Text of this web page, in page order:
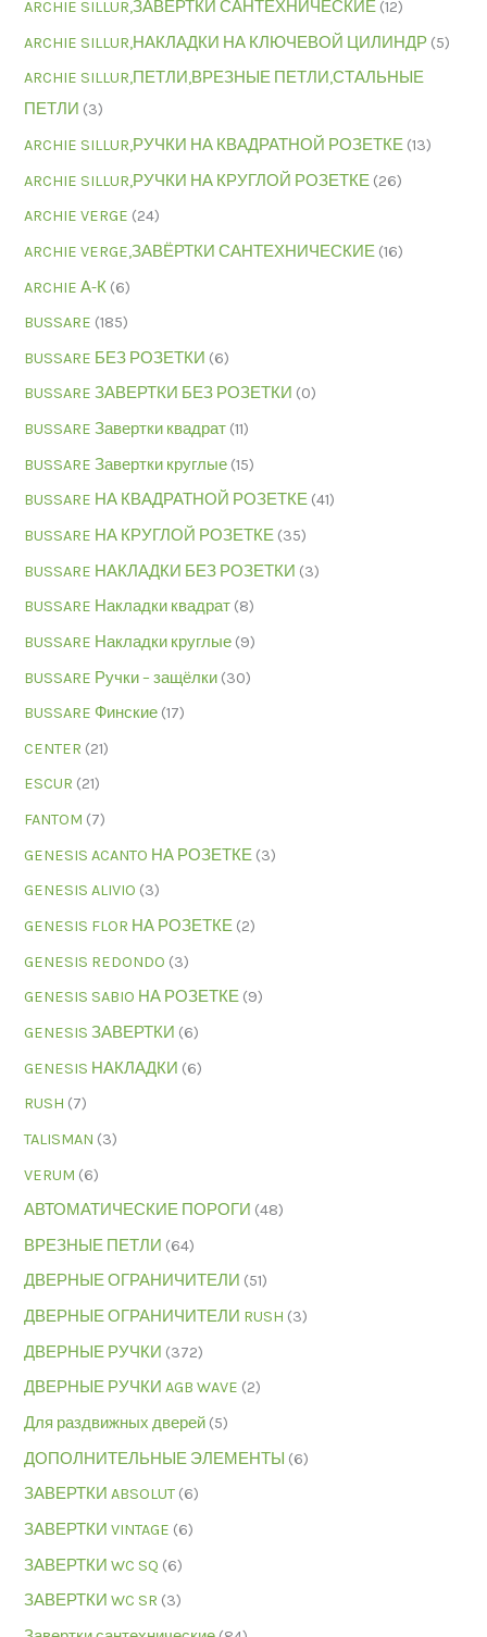
ARCHIE SILLUR,ЗАВЁРТКИ САНТЕХНИЧЕСКИЕ (12)
ARCHIE SILLUR,НАКЛАДКИ НА КЛЮЧЕВОЙ ЦИЛИНДР (5)
ARCHIE SILLUR,ПЕТЛИ,ВРЕЗНЫЕ ПЕТЛИ,СТАЛЬНЫЕ
ПЕТЛИ (3)
ARCHIE SILLUR,РУЧКИ НА КВАДРАТНОЙ РОЗЕТКЕ (13)
ARCHIE SILLUR,РУЧКИ НА КРУГЛОЙ РОЗЕТКЕ (26)
ARCHIE VERGE (24)
ARCHIE VERGE,ЗАВЁРТКИ САНТЕХНИЧЕСКИЕ (16)
ARCHIE А-К (6)
BUSSARE (185)
BUSSARE БЕЗ РОЗЕТКИ (6)
BUSSARE ЗАВЕРТКИ БЕЗ РОЗЕТКИ (0)
BUSSARE Завертки квадрат (11)
BUSSARE Завертки круглые (15)
BUSSARE НА КВАДРАТНОЙ РОЗЕТКЕ (41)
BUSSARE НА КРУГЛОЙ РОЗЕТКЕ (35)
BUSSARE НАКЛАДКИ БЕЗ РОЗЕТКИ (3)
BUSSARE Накладки квадрат (8)
BUSSARE Накладки круглые (9)
BUSSARE Ручки – защёлки (30)
BUSSARE Финские (17)
CENTER (21)
ESCUR (21)
FANTOM (7)
GENESIS ACANTO НА РОЗЕТКЕ (3)
GENESIS ALIVIO (3)
GENESIS FLOR НА РОЗЕТКЕ (2)
GENESIS REDONDO (3)
GENESIS SABIO НА РОЗЕТКЕ (9)
GENESIS ЗАВЕРТКИ (6)
GENESIS НАКЛАДКИ (6)
RUSH (7)
TALISMAN (3)
VERUM (6)
АВТОМАТИЧЕСКИЕ ПОРОГИ (48)
ВРЕЗНЫЕ ПЕТЛИ (64)
ДВЕРНЫЕ ОГРАНИЧИТЕЛИ (51)
ДВЕРНЫЕ ОГРАНИЧИТЕЛИ RUSH (3)
ДВЕРНЫЕ РУЧКИ (372)
ДВЕРНЫЕ РУЧКИ AGB WAVE (2)
Для раздвижных дверей (5)
ДОПОЛНИТЕЛЬНЫЕ ЭЛЕМЕНТЫ (6)
ЗАВЕРТКИ ABSOLUT (6)
ЗАВЕРТКИ VINTAGE (6)
ЗАВЕРТКИ WC SQ (6)
ЗАВЕРТКИ WC SR (3)